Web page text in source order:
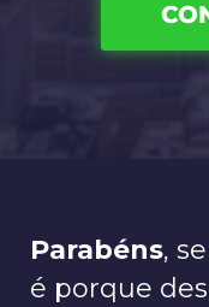
Parabéns,
é porque